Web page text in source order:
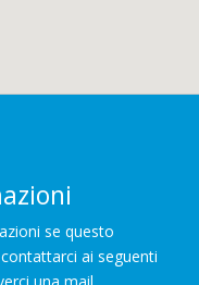
se questo
ai seguenti